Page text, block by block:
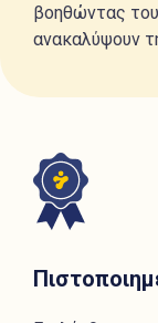
βοηθώντας
ανακαλύψουν